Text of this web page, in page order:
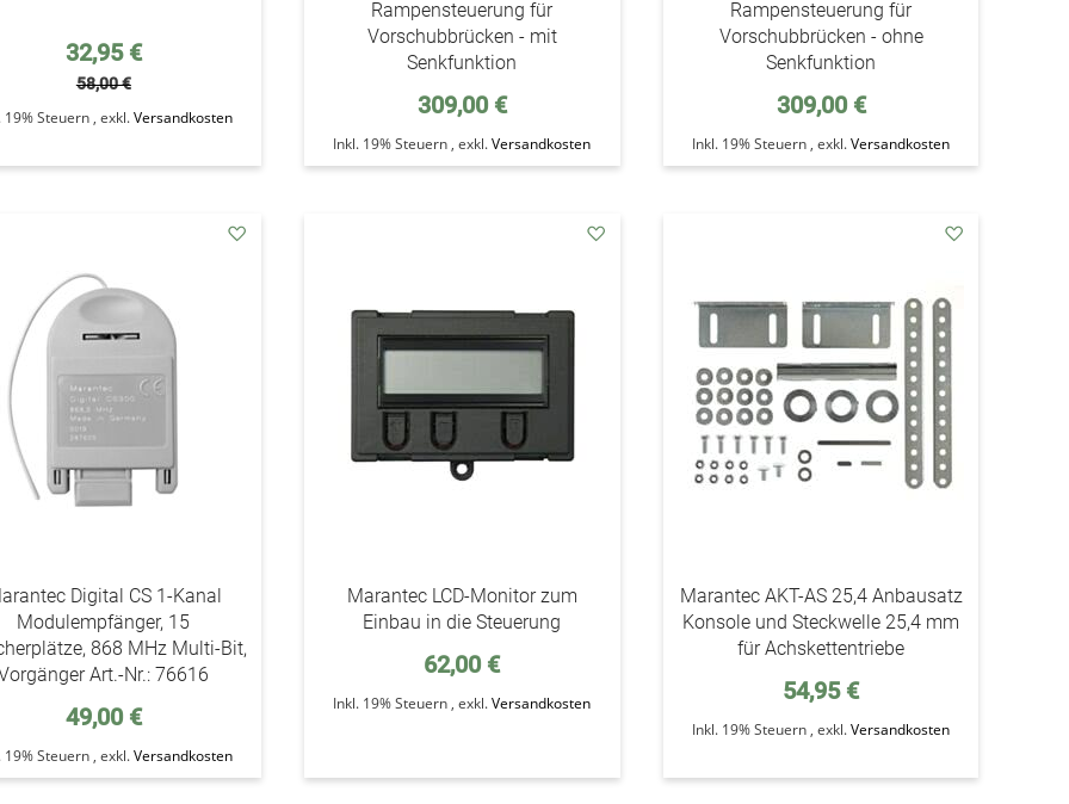
Sonderpreis
32,95 €
58,00 €
19% Steuern , exkl.Versandkosten
Rampensteuerung für
Vorschubbrücken - mit
Senkfunktion
309,00 €
Inkl. 19% Steuern ,exkl.Versandkosten
Rampensteuerung für
Vorschubbrücken - ohne
Senkfunktion
309,00 €
Inkl. 19% Steuern ,exkl.Versandkosten
Digital CS 1-Kanal
Modulempfänger, 15
868 MHz Multi-Bit,
Art.-Nr.: 76616
49,00 €
19% Steuern , exkl.Versandkosten
Wunschzettel
Marantec LCD-Monitor zum
Einbau in die Steuerung
62,00 €
Inkl. 19% Steuern ,exkl.Versandkosten
Marantec AKT-AS 25,4 Anbausatz
Konsole und Steckwelle 25,4 mm
für Achskettentriebe
54,95 €
Inkl. 19% Steuern ,exkl.Versandkosten